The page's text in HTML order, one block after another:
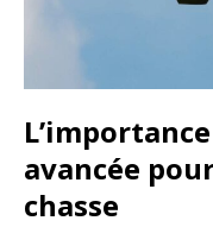
avancée
chasse